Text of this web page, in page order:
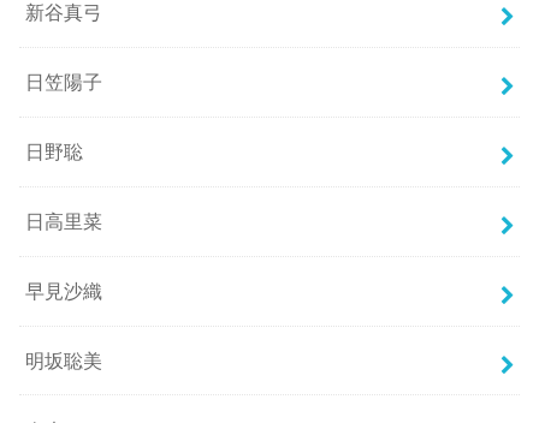
新谷真弓
日笠陽子
日野聡
日高里菜
早見沙織
明坂聡美